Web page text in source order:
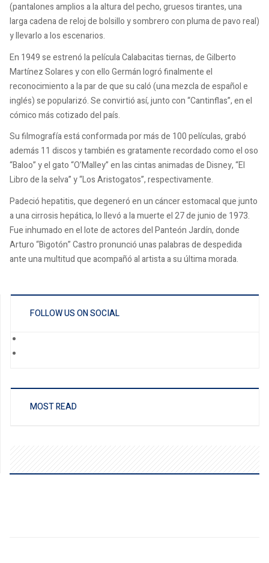
(pantalones amplios a la altura del pecho, gruesos tirantes, una
larga cadena de reloj de bolsillo y sombrero con pluma de pavo real)
y llevarlo a los escenarios.
En 1949 se estrenó la película Calabacitas tiernas, de Gilberto
Martínez Solares y con ello Germán logró finalmente el
reconocimiento a la par de que su caló (una mezcla de español e
inglés) se popularizó. Se convirtió así, junto con “Cantinflas”, en el
cómico más cotizado del país.
Su filmografía está conformada por más de 100 películas, grabó
además 11 discos y también es gratamente recordado como el oso
“Baloo” y el gato “O’Malley” en las cintas animadas de Disney, “El
Libro de la selva” y “Los Aristogatos”, respectivamente.
Padeció hepatitis, que degeneró en un cáncer estomacal que junto
a una cirrosis hepática, lo llevó a la muerte el 27 de junio de 1973.
Fue inhumado en el lote de actores del Panteón Jardín, donde
Arturo “Bigotón” Castro pronunció unas palabras de despedida
ante una multitud que acompañó al artista a su última morada.
FOLLOW US ON SOCIAL
MOST READ